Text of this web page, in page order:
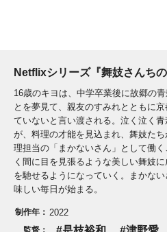
Netflixシリーズ『舞妓さんちの
16歳のキヨは、中学卒業後に故郷の
とを夢見て、親友のすみれとともに
ていないと言い渡される。泣く泣く
が、料理の才能を見込まれ、舞妓た
理担当の「まかないさん」として働
く間に目を見張るような美しい舞妓
を馳せるようになっていく。まかな
味しい毎日が始まる。
制作年： 2022
監督：